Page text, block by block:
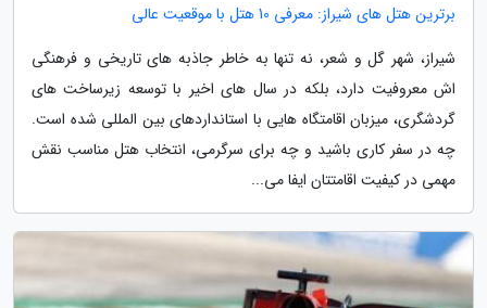
برترین هتل های شیراز: معرفی 10 هتل با موقعیت عالی
شیراز، شهر گل و شعر، نه تنها به خاطر جاذبه های تاریخی و فرهنگی
اش معروفیت دارد، بلکه در سال های اخیر با توسعه زیرساخت های
گردشگری، میزبان اقامتگاه هایی با استانداردهای بین المللی شده است.
چه در سفر کاری باشید و چه برای سرگرمی، انتخاب هتل مناسب نقش
مهمی در کیفیت اقامتتان ایفا می...